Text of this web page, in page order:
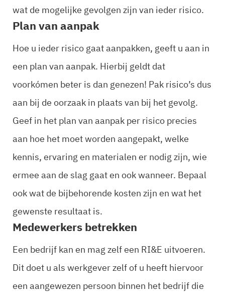
wat de mogelijke gevolgen zijn van ieder risico.
Plan van aanpak
Hoe u ieder risico gaat aanpakken, geeft u aan in
een plan van aanpak. Hierbij geldt dat
voorkómen beter is dan genezen! Pak risico’s dus
aan bij de oorzaak in plaats van bij het gevolg.
Geef in het plan van aanpak per risico precies
aan hoe het moet worden aangepakt, welke
kennis, ervaring en materialen er nodig zijn, wie
ermee aan de slag gaat en ook wanneer. Bepaal
ook wat de bijbehorende kosten zijn en wat het
gewenste resultaat is.
Medewerkers betrekken
Een bedrijf kan en mag zelf een RI&E uitvoeren.
Dit doet u als werkgever zelf of u heeft hiervoor
een aangewezen persoon binnen het bedrijf die